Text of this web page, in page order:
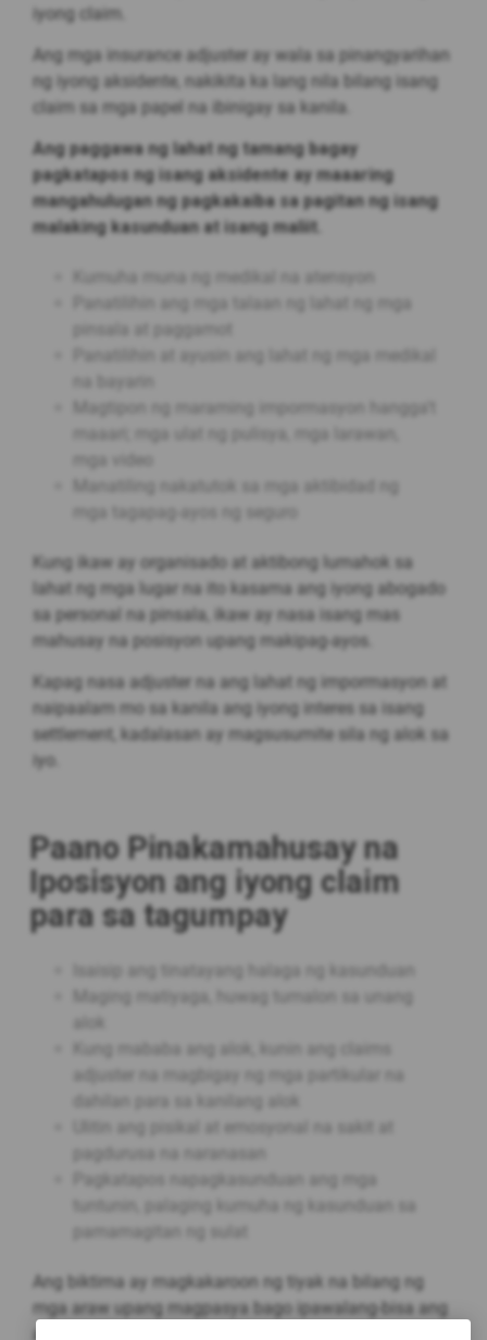
iyong claim.
Ang mga insurance adjuster ay wala sa pinangyarihan
ng iyong aksidente, nakikita ka lang nila bilang isang
claim sa mga papel na ibinigay sa kanila.
Ang paggawa ng lahat ng tamang bagay
pagkatapos ng isang aksidente ay maaaring
mangahulugan ng pagkakaiba sa pagitan ng isang
malaking kasunduan at isang maliit.
Kumuha muna ng medikal na atensyon
Panatilihin at ayusin ang lahat ng mga medikal
maaari; mga ulat ng pulisya, mga larawan,
mga tagapag-ayos ng seguro
Kung ikaw ay organisado at aktibong lumahok sa
lahat ng mga lugar na ito kasama ang iyong abogado
sa personal na pinsala, ikaw ay nasa isang mas
mahusay na posisyon upang makipag-ayos.
Kapag nasa adjuster na ang lahat ng impormasyon at
naipaalam mo sa kanila ang iyong interes sa isang
settlement, kadalasan ay magsusumite sila ng alok sa
iyo.
Paano Pinakamahusay na
Iposisyon ang iyong claim
para sa tagumpay
Maging matiyaga, huwag tumalon sa unang
Ang biktima ay magkakaroon ng tiyak na bilang ng
mga araw upang magpasya bago ipawalang-bisa ang
alok.